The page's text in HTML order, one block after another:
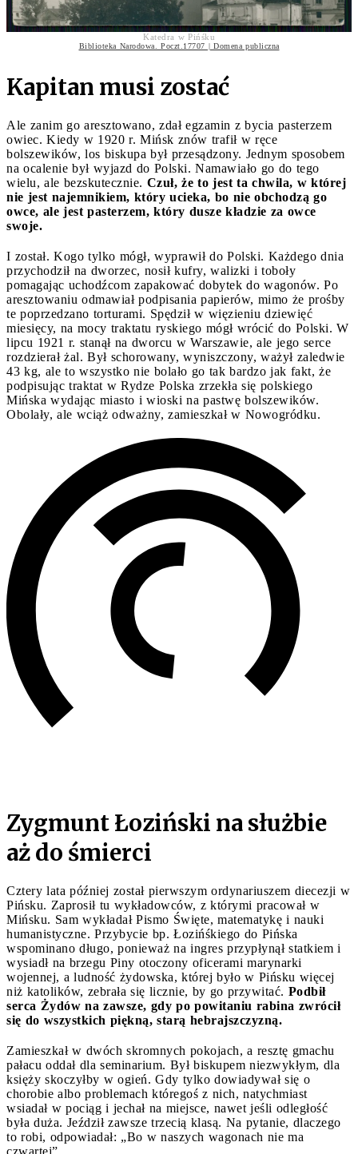
Katedra w Pińśku
Biblioteka Narodowa. Poczt.17707 | Domena publiczna
Kapitan musi zostać
Ale zanim go aresztowano, zdał egzamin z bycia pasterzem
owiec. Kiedy w 1920 r. Mińsk znów trafił w ręce
bolszewików, los biskupa był przesądzony. Jednym sposobem
na ocalenie był wyjazd do Polski. Namawiało go do tego
wielu, ale bezskutecznie. Czuł, że to jest ta chwila, w której
nie jest najemnikiem, który ucieka, bo nie obchodzą go
owce, ale jest pasterzem, który dusze kładzie za owce
swoje.
I został. Kogo tylko mógł, wyprawił do Polski. Każdego dnia
przychodził na dworzec, nosił kufry, walizki i toboły
pomagając uchodźcom zapakować dobytek do wagonów. Po
aresztowaniu odmawiał podpisania papierów, mimo że prośby
te poprzedzano torturami. Spędził w więzieniu dziewięć
miesięcy, na mocy traktatu ryskiego mógł wrócić do Polski. W
lipcu 1921 r. stanął na dworcu w Warszawie, ale jego serce
rozdzierał żal. Był schorowany, wyniszczony, ważył zaledwie
43 kg, ale to wszystko nie bolało go tak bardzo jak fakt, że
podpisując traktat w Rydze Polska zrzekła się polskiego
Mińska wydając miasto i wioski na pastwę bolszewików.
Obolały, ale wciąż odważny, zamieszkał w Nowogródku.
Zygmunt Łoziński na służbie
aż do śmierci
Cztery lata później został pierwszym ordynariuszem diecezji w
Pińsku. Zaprosił tu wykładowców, z którymi pracował w
Mińsku. Sam wykładał Pismo Święte, matematykę i nauki
humanistyczne. Przybycie bp. Łozińśkiego do Pińska
wspominano długo, ponieważ na ingres przypłynął statkiem i
wysiadł na brzegu Piny otoczony oficerami marynarki
wojennej, a ludność żydowska, której było w Pińsku więcej
niż katolików, zebrała się licznie, by go przywitać. Podbił
serca Żydów na zawsze, gdy po powitaniu rabina zwrócił
się do wszystkich piękną, starą hebrajszczyzną.
Zamieszkał w dwóch skromnych pokojach, a resztę gmachu
pałacu oddał dla seminarium. Był biskupem niezwykłym, dla
księży skoczyłby w ogień. Gdy tylko dowiadywał się o
chorobie albo problemach któregoś z nich, natychmiast
wsiadał w pociąg i jechał na miejsce, nawet jeśli odległość
była duża. Jeździł zawsze trzecią klasą. Na pytanie, dlaczego
to robi, odpowiadał: „Bo w naszych wagonach nie ma